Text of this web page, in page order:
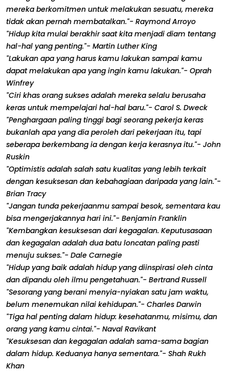
mereka berkomitmen untuk melakukan sesuatu, mereka
tidak akan pernah membatalkan."- Raymond Arroyo
"Hidup kita mulai berakhir saat kita menjadi diam tentang
hal-hal yang penting."- Martin Luther King
"Lakukan apa yang harus kamu lakukan sampai kamu
dapat melakukan apa yang ingin kamu lakukan."- Oprah
Winfrey
"Ciri khas orang sukses adalah mereka selalu berusaha
keras untuk mempelajari hal-hal baru."- Carol S. Dweck
"Penghargaan paling tinggi bagi seorang pekerja keras
bukanlah apa yang dia peroleh dari pekerjaan itu, tapi
seberapa berkembang ia dengan kerja kerasnya itu."- John
Ruskin
"Optimistis adalah salah satu kualitas yang lebih terkait
dengan kesuksesan dan kebahagiaan daripada yang lain."-
Brian Tracy
"Jangan tunda pekerjaanmu sampai besok, sementara kau
bisa mengerjakannya hari ini."- Benjamin Franklin
"Kembangkan kesuksesan dari kegagalan. Keputusasaan
dan kegagalan adalah dua batu loncatan paling pasti
menuju sukses."- Dale Carnegie
"Hidup yang baik adalah hidup yang diinspirasi oleh cinta
dan dipandu oleh ilmu pengetahuan."- Bertrand Russell
"Sesorang yang berani menyia-nyiakan satu jam waktu,
belum menemukan nilai kehidupan."- Charles Darwin
"Tiga hal penting dalam hidup: kesehatanmu, misimu, dan
orang yang kamu cintai."- Naval Ravikant
"Kesuksesan dan kegagalan adalah sama-sama bagian
dalam hidup. Keduanya hanya sementara."- Shah Rukh
Khan